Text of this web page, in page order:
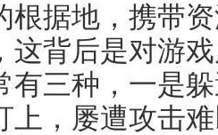
根据地，携带
这背后是对游
有三种，一是
上，屡遭攻击